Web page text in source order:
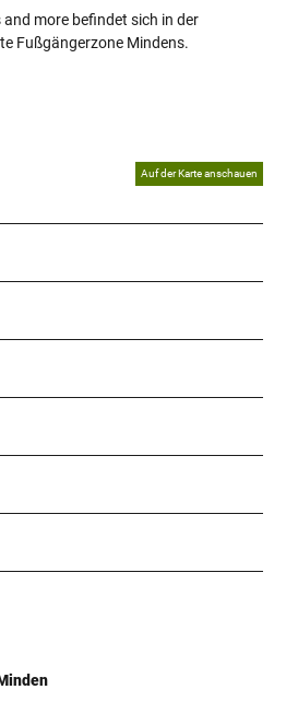
more befindet sich in der
Fußgängerzone Mindens.
Auf der Karte anschauen